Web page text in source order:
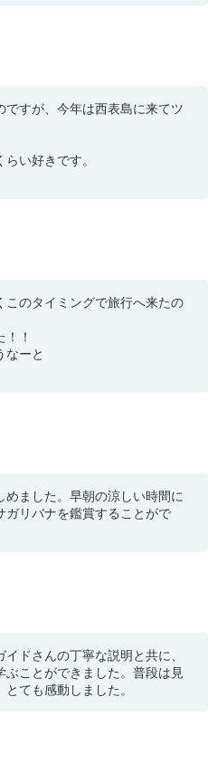
すが、今年は西表島に来てツ
い好きです。
のタイミングで旅行へ来たの
！
なーと
ました。早朝の涼しい時間に
ガリバナを鑑賞することがで
ドさんの丁寧な説明と共に、
ことができました。普段は見
ても感動しました。